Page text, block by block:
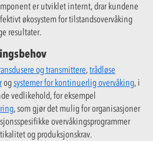
er utviklet internt, drar kundene
økosystem for tilstandsovervåking
resultater.
og transmittere,trådløse
ogsystemer for kontinuerlig overvåking, i
vedlikehold, for eksempel
, som gjør det mulig for organisasjoner
overvåkingsprogrammer
og produksjonskrav.